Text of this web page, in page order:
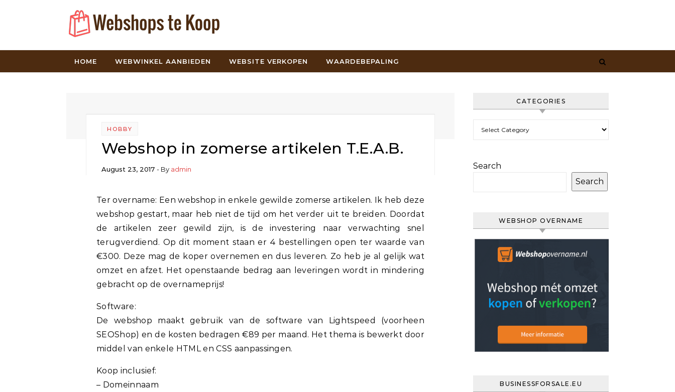
HOME WEBWINKEL AANBIEDEN WEBSITE VERKOPEN WAARDEBEPALING
HOBBY
Webshop in zomerse artikelen T.E.A.B.
August 23, 2017 - By admin
Ter overname: Een webshop in enkele gewilde zomerse artikelen. Ik heb deze
webshop gestart, maar heb niet de tijd om het verder uit te breiden. Doordat
de artikelen zeer gewild zijn, is de investering naar verwachting snel
terugverdiend. Op dit moment staan er 4 bestellingen open ter waarde van
€300. Deze mag de koper overnemen en dus leveren. Zo heb je al gelijk wat
omzet en afzet. Het openstaande bedrag aan leveringen wordt in mindering
gebracht op de overnameprijs!
Software:
De webshop maakt gebruik van de software van Lightspeed (voorheen
SEOShop) en de kosten bedragen €89 per maand. Het thema is bewerkt door
middel van enkele HTML en CSS aanpassingen.
Koop inclusief:
– Domeinnaam
CATEGORIES
Search
Search
WEBSHOP OVERNAME
BUSINESSFORSALE.EU